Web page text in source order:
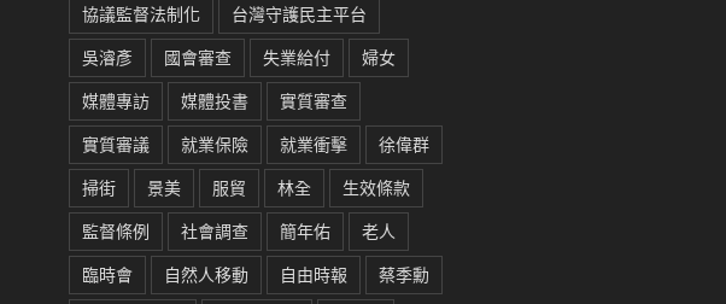
協議監督法制化
台灣守護民主平台
吳濬彥
國會審查 失業給付
婦女
媒體專訪
媒體投書
實質審查
實質審議
就業保險 就業衝擊
徐偉群
掃街
景美 服貿 林全
生效條款
監督條例
社會調查 簡年佑
老人
臨時會
自然人移動 自由時報
蔡季勳